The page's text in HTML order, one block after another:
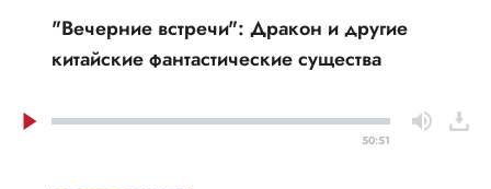
"Вечерние встречи": Дракон и другие
китайские фантастические существа
50:51